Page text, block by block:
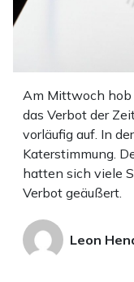
Am Mittwoch hob
das Verbot der
vorläufig auf. In
Katerstimmung.
hatten sich viele
Verbot geäußert.
Leon